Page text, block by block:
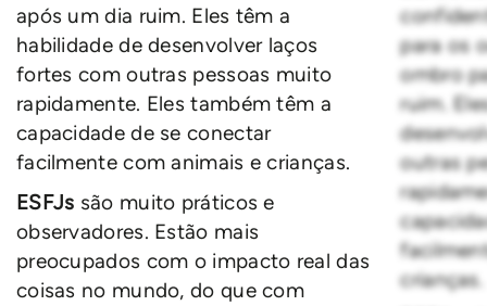
após um dia ruim. Eles têm a
habilidade de desenvolver laços
fortes com outras pessoas muito
rapidamente. Eles também têm a
capacidade de se conectar
facilmente com animais e crianças.
ESFJs são muito práticos e
observadores. Estão mais
preocupados com o impacto real das
coisas no mundo, do que com
para os
ombro
ruim.
outras
crianças.